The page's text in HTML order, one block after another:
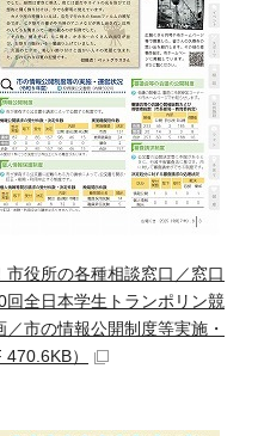
役所の各種相談窓口／窓口
全日本学生トランポリン競
市の情報公開制度等実施・
）